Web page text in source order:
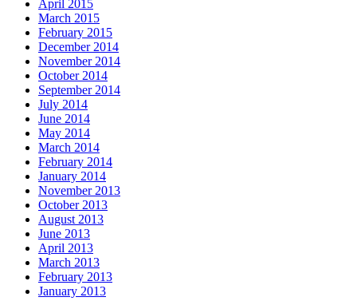
April 2015
March 2015
February 2015
December 2014
November 2014
October 2014
September 2014
July 2014
June 2014
May 2014
March 2014
February 2014
January 2014
November 2013
October 2013
August 2013
June 2013
April 2013
March 2013
February 2013
January 2013